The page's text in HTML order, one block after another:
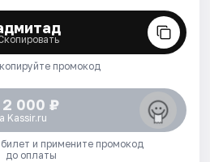
промокод
2 000 ₽
Kassir.ru
и примените промокод
до оплаты